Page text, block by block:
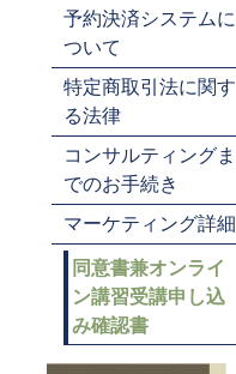
予約決済システムに
ついて
特定商取引法に関す
る法律
コンサルティングま
でのお手続き
マーケティング詳細
同意書兼オンライ
ン講習受講申し込
み確認書